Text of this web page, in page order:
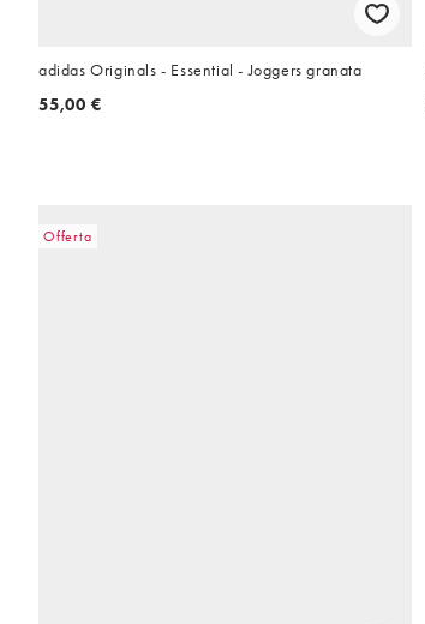
adidas Originals - Essential - Joggers granata
55,00 €
Offerta